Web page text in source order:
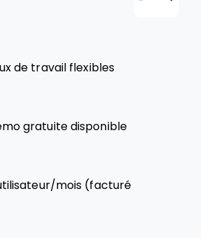
de travail flexibles
gratuite disponible
mois (facturé